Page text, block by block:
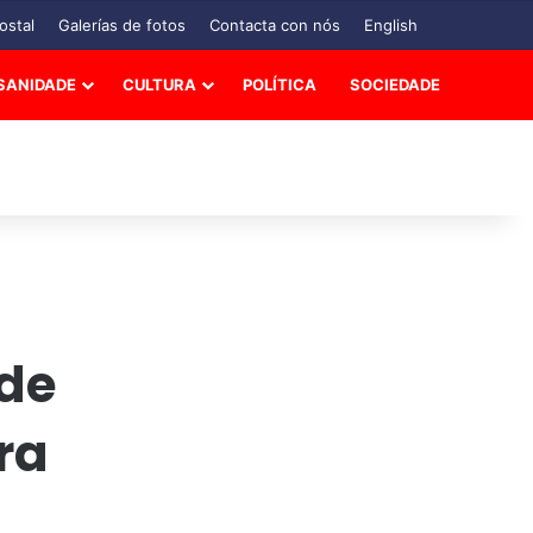
Galerías de fotos Contacta con nós English
CULTURA POLÍTICA SOCIEDADE